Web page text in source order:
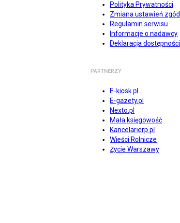
Polityka Prywatności
Zmiana ustawień zgód
Regulamin serwisu
Informacje o nadawcy
Deklaracja dostępności
PARTNERZY
E-kiosk.pl
E-gazety.pl
Nexto.pl
Mała księgowość
Kancelarierp.pl
Wieści Rolnicze
Życie Warszawy